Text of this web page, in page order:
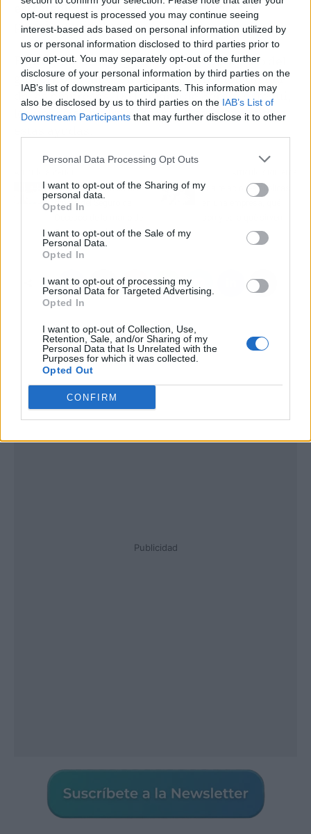
opt-out request is processed you may continue seeing
interest-based ads based on personal information utilized by
us or personal information disclosed to third parties prior to
your opt-out. You may separately opt-out of the further
disclosure of your personal information by third parties on the
IAB’s list of downstream participants. This information may
also be disclosed by us to third parties on the IAB’s List of
Downstream Participants that may further disclose it to other
Personal Data Processing Opt Outs
I want to opt-out of the Sharing of my
personal data.
Opted In
I want to opt-out of the Sale of my
Personal Data.
Opted In
I want to opt-out of processing my
Personal Data for Targeted Advertising.
Opted In
I want to opt-out of Collection, Use,
Retention, Sale, and/or Sharing of my
Personal Data that Is Unrelated with the
Purposes for which it was collected.
Opted Out
CONFIRM
estratégicoscon el objetivo de mejorar el
posicionamiento web.
El programa Kit Digital muestra el empeño del
gobierno español en la transformación digital
de las empresas. De la mano de Sergio Arregui,
los negocios podrán sacar el máximo partido a
Pedir la devolución del
dinero del Seguro de
Seguros Academy
Las relaciones públicas
Publicidad